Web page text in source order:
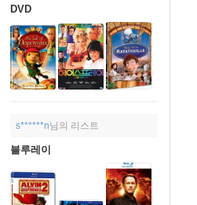
DVD
s******n님의 리스트
블루레이